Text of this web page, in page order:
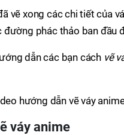
vẽ xong các chi tiết của
đường phác thảo ban đầu
dẫn các bạn cách vẽ
hướng dẫn vẽ váy
váy anime